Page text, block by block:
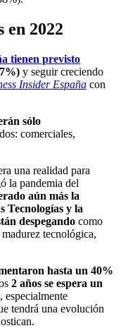
en 2022
tienen previsto
y seguir creciendo
Insider España con
sólo
comerciales,
una realidad para
la pandemia del
aún más la
Tecnologías y la
despegando como
tecnológica,
hasta un 40%
2 años se espera un
, especialmente
tendrá una evolución